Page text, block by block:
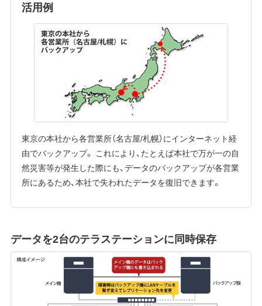
活用例
東京の本社から各営業所（名古屋/札幌）にインターネット経
由でバックアップ。 これにより、たとえば本社で万が一の自
然災害等が発生した際にも、データのバックアップが各営業
所にあるため、本社で失われたデータを復旧できます。
データを2台のテラステーションに同時保存